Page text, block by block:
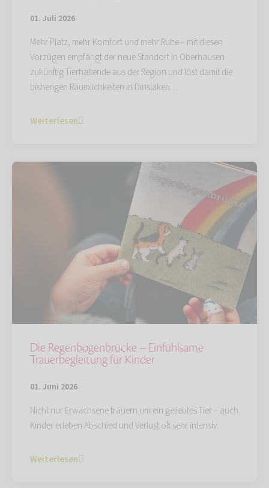
01. Juli 2026
Mehr Platz, mehr Komfort und mehr Ruhe – mit diesen
Vorzügen empfängt der neue Standort in Oberhausen
zukünftig Tierhaltende aus der Region und löst damit die
bisherigen Räumlichkeiten in Dinslaken…
Weiterlesen
Die Regenbogenbrücke – Einfühlsame
Trauerbegleitung für Kinder
01. Juni 2026
Nicht nur Erwachsene trauern um ein geliebtes Tier – auch
Kinder erleben Abschied und Verlust oft sehr intensiv.
Weiterlesen